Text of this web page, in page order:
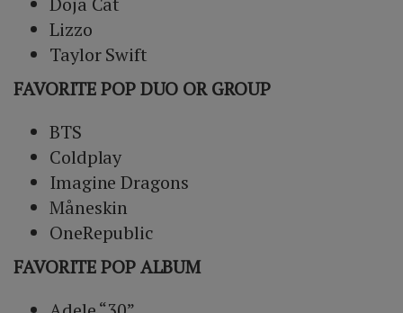
Lizzo
Taylor Swift
FAVORITE POP DUO OR GROUP
BTS
Coldplay
Imagine Dragons
Måneskin
OneRepublic
FAVORITE POP ALBUM